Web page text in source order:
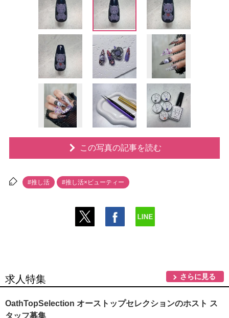
この写真の記事を読む
#推し活 #推し活×ビューティー
求人特集 さらに見る
OathTopSelection オーストップセレクションのホスト ス
タッフ募集